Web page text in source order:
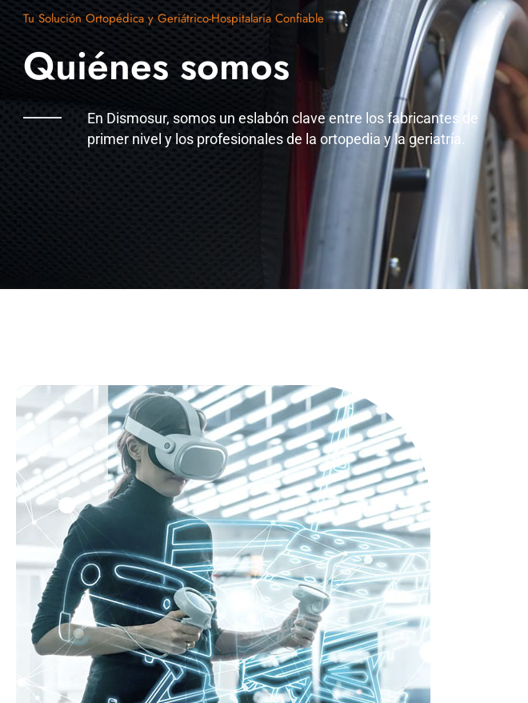
Tu Solución Ortopédica y Geriátrico-Hospitalaria Confiable
Quiénes somos
En Dismosur, somos un eslabón clave entre los fabricantes de
primer nivel y los profesionales de la ortopedia y la geriatría.